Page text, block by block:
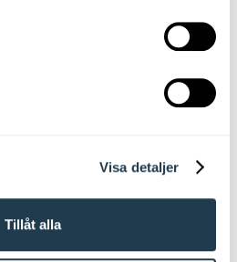
Visa detaljer
Tillåt alla